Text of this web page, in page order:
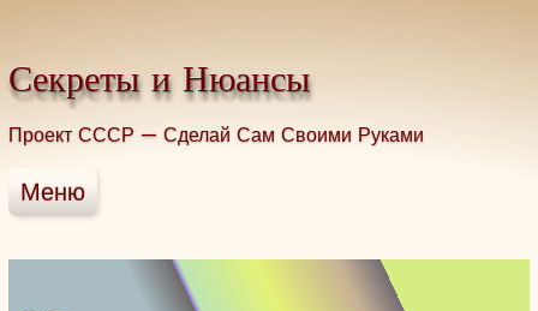
Секреты и Нюансы
Проект СССР — Сделай Сам Своими Руками
Меню